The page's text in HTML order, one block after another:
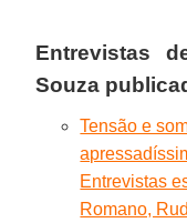
Entrevistas
Souza
Tensão e
Entrevistas
Romano,